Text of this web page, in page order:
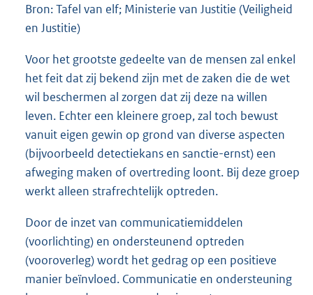
Bron: Tafel van elf; Ministerie van Justitie (Veiligheid
en Justitie)
Voor het grootste gedeelte van de mensen zal enkel
het feit dat zij bekend zijn met de zaken die de wet
wil beschermen al zorgen dat zij deze na willen
leven. Echter een kleinere groep, zal toch bewust
vanuit eigen gewin op grond van diverse aspecten
(bijvoorbeeld detectiekans en sanctie-ernst) een
afweging maken of overtreding loont. Bij deze groep
werkt alleen strafrechtelijk optreden.
Door de inzet van communicatiemiddelen
(voorlichting) en ondersteunend optreden
(vooroverleg) wordt het gedrag op een positieve
manier beïnvloed. Communicatie en ondersteuning